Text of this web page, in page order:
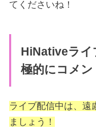
てくださいね！
HiNativeラ
極的にコメン
ライブ配信中は、遠
ましょう！